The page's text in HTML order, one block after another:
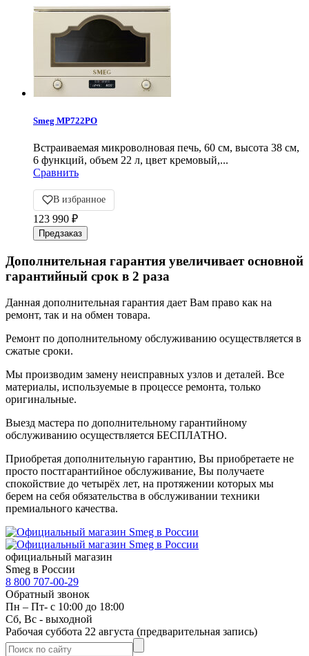
Smeg MP722PO
Встраиваемая микроволновая печь, 60 см, высота 38 см,
6 функций, объем 22 л, цвет кремовый,...
Сравнить
В избранное
123 990 ₽
Дополнительная гарантия увеличивает основной
гарантийный срок в 2 раза
Данная дополнительная гарантия дает Вам право как на
ремонт, так и на обмен товара.
Ремонт по дополнительному обслуживанию осуществляется в
сжатые сроки.
Мы производим замену неисправных узлов и деталей. Все
материалы, используемые в процессе ремонта, только
оригинальные.
Выезд мастера по дополнительному гарантийному
обслуживанию осуществляется БЕСПЛАТНО.
Приобретая дополнительную гарантию, Вы приобретаете не
просто постгарантийное обслуживание, Вы получаете
спокойствие до четырёх лет, на протяжении которых мы
берем на себя обязательства в обслуживании техники
премиального качества.
официальный магазин
Smeg в России
8 800 707-00-29
Обратный звонок
Пн – Пт- с 10:00 до 18:00
Сб, Вс - выходной
Рабочая суббота 22 августа (предварительная запись)